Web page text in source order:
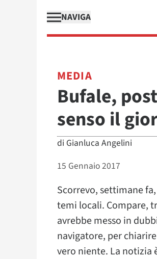
NAVIGA
MEDIA
Bufale,
senso il
di Gianluca Angelini
15 Gennaio 2017
Scorrevo, settimane
temi locali. Compare,
avrebbe messo in
navigatore, per
vero niente. La notizia